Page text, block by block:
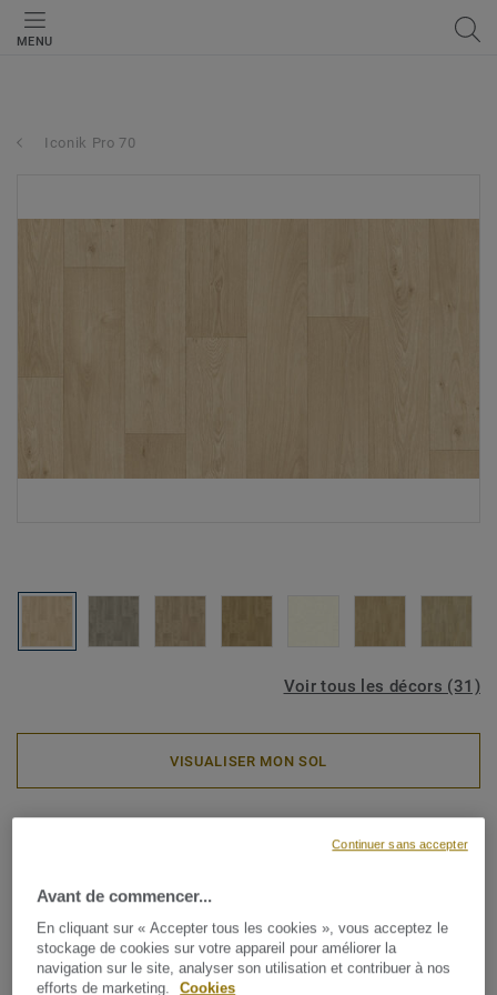
MENU
Iconik Pro 70
Voir tous les décors (31)
VISUALISER MON SOL
collection de revêtements de sol en vinyle qui allie
élégance et fonctionnalité au quotidien. Ses décors
inspirés du bois, du béton et de la céramique apportent une
Avant de commencer...
En cliquant sur « Accepter tous les cookies », vous acceptez le
stockage de cookies sur votre appareil pour améliorer la
navigation sur le site, analyser son utilisation et contribuer à nos
efforts de marketing.
Cookies
Continuer sans accepter